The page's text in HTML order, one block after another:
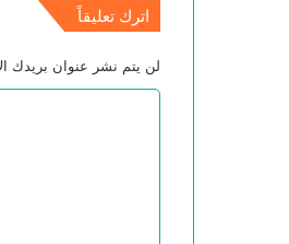
اترك تعليقاً
لن يتم نشر عنوان بريدك